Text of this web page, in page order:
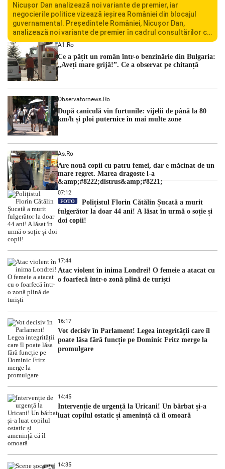
Nicușor Dan analizează noi variante de premier, iar
negocierile politice vizează ieșirea României din blocajul
guvernamental. Președintele României, Nicușor Dan,
analizează noi variante de premier în cadrul consultărilor cu
liderii politici. Ciprian Ciucu vorbește despre scenariul unui
guvern tehnocrat și despre posibilitatea a două cabinete
succesive. Nicușor Dan analizează noi variante de premier
România traversează […]
A1.ro
Ce a pățit un român într-o benzinărie din Bulgaria:
„Aveți mare grijă!”. Ce a observat pe chitanță
Observatornews.ro
După caniculă vin furtunile: vijelii de până la 80
km/h și ploi puternice în mai multe zone
As.ro
Are nouă copii cu patru femei, dar e măcinat de un
mare regret. Marea dragoste l-a
&amp;#8222;distrus&amp;#8221;
07:12
FOTO
Polițistul Florin Cătălin Șucată a murit
fulgerător la doar 44 ani! A lăsat în urmă o soție și
doi copii!
17:44
Atac violent în inima Londrei! O femeie a atacat cu
o foarfecă într-o zonă plină de turiști
16:17
Vot decisiv în Parlament! Legea integrității care îl
poate lăsa fără funcție pe Dominic Fritz merge la
promulgare
14:45
Intervenție de urgență la Uricani! Un bărbat și-a
luat copilul ostatic și amenință că îl omoară
14:35